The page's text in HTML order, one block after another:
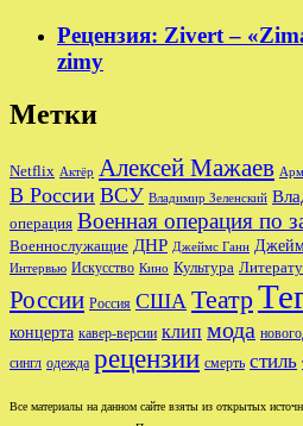
Рецензия: Zivert –
zimy
Метки
Netflix Актёр Алексей Мажаев
В России ВСУ Владимир Зеленский
операция Военная операция по
Военнослужащие ДНР Джеймс Ганн
Интервью Искусство Кино Культура
России Россия США Театр
концерта кавер-версии клип мода
сингл одежда рецензии смерть стиль
Все материалы на данном сайте взяты из открытых